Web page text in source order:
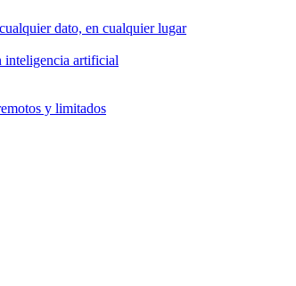
dato, en cualquier lugar
inteligencia artificial
y limitados